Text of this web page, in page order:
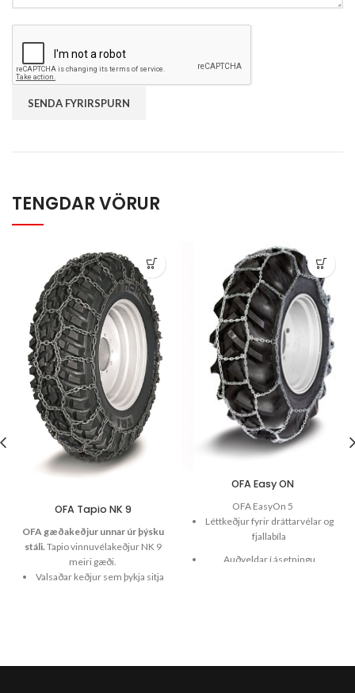
TENGDAR VÖRUR
OFA Tapio NK 9
OFA gæðakeðjur unnar úr þýsku
stáli. Tapio vinnuvélakeðjur NK 9
meiri gæði.
Valsaðar keðjur sem þykja sitja
OFA Easy ON
OFA EasyOn 5
Léttkeðjur fyrir dráttarvélar og
fjallabíla
Auðveldar í ásetningu